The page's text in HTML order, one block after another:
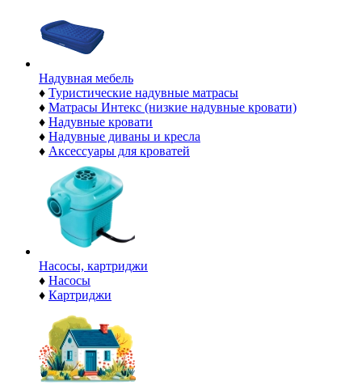
Надувная мебель
♦ Туристические надувные матрасы
♦ Матрасы Интекс (низкие надувные кровати)
♦ Надувные кровати
♦ Надувные диваны и кресла
♦ Аксессуары для кроватей
Насосы, картриджи
♦ Насосы
♦ Картриджи